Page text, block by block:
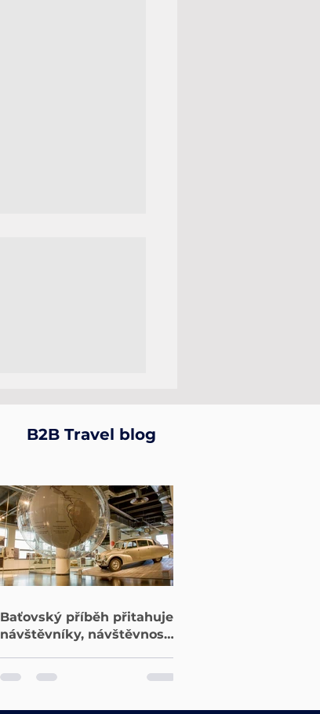
B2B Travel blog
Baťovský příběh přitahuje
návštěvníky, návštěvnost